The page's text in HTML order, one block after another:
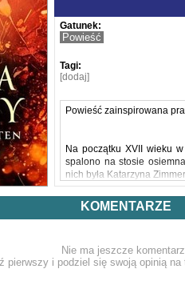
Gatunek:
Powieść
Tagi:
[dodaj]
Powieść zainspirowana
Na początku XVII wieku
spalono na stosie
nich była Katarzyna
Trina to poczciwa
Bez skrupułów zaczną
przejmuje się gadaniem
KOMENTARZE
Nie ma jeszcze
pierwszy i podziel się swoją opinią